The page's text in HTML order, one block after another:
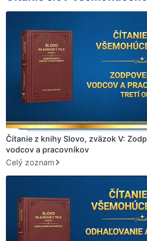
Čítanie z knihy Slovo, zväzok V:
vodcov a pracovníkov
Celý zoznam